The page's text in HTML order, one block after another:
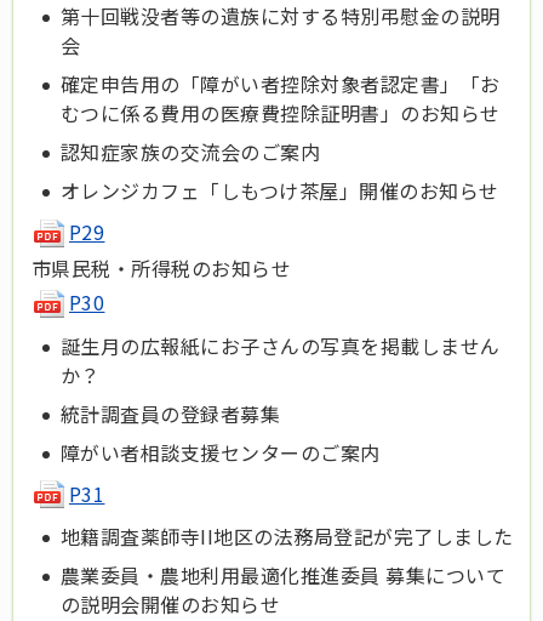
第十回戦没者等の遺族に対する特別弔慰金の説明
会
確定申告用の「障がい者控除対象者認定書」「お
むつに係る費用の医療費控除証明書」のお知らせ
認知症家族の交流会のご案内
オレンジカフェ「しもつけ茶屋」開催のお知らせ
P29
市県民税・所得税のお知らせ
P30
誕生月の広報紙にお子さんの写真を掲載しません
か？
統計調査員の登録者募集
障がい者相談支援センターのご案内
P31
地籍調査薬師寺II地区の法務局登記が完了しました
農業委員・農地利用最適化推進委員 募集について
の説明会開催のお知らせ